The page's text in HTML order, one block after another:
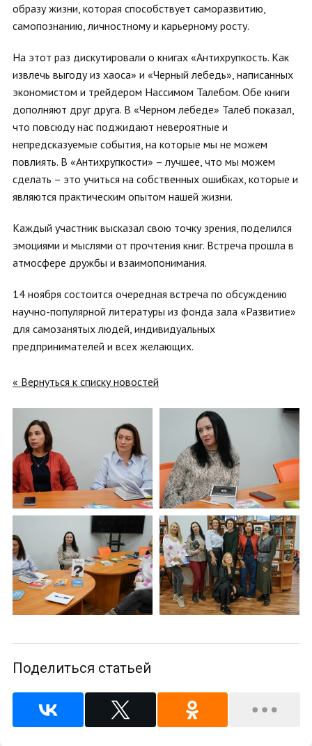
образу жизни, которая способствует саморазвитию,
самопознанию, личностному и карьерному росту.
На этот раз дискутировали о книгах «Антихрупкость. Как
извлечь выгоду из хаоса» и «Черный лебедь», написанных
экономистом и трейдером Нассимом Талебом. Обе книги
дополняют друг друга. В «Черном лебеде» Талеб показал,
что повсюду нас поджидают невероятные и
непредсказуемые события, на которые мы не можем
повлиять. В «Антихрупкости» – лучшее, что мы можем
сделать – это учиться на собственных ошибках, которые и
являются практическим опытом нашей жизни.
Каждый участник высказал свою точку зрения, поделился
эмоциями и мыслями от прочтения книг. Встреча прошла в
атмосфере дружбы и взаимопонимания.
14 ноября состоится очередная встреча по обсуждению
научно-популярной литературы из фонда зала «Развитие»
для самозанятых людей, индивидуальных
предпринимателей и всех желающих.
« Вернуться к списку новостей
Поделиться статьей